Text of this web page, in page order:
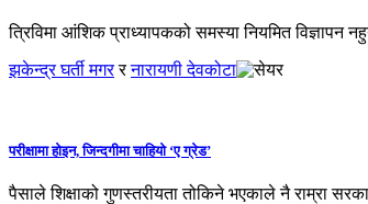
त्रिविमा आंशिक प्राध्यापकको समस्या नियमित विज्ञापन
झकेन्द्र घर्ती मगररनारायणी देवकोटा
परीक्षामा होइन, जिन्दगीमा चाहियो ‘ए ग्रेड’
पैसाले शिक्षाको गुणस्तरीयता तोकिने भएकाले नै राम्रा